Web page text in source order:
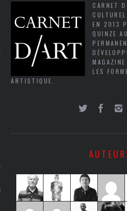
EN VOD
CARNET
EN 2013
QUINZE
LES
ARTISTIQUE.